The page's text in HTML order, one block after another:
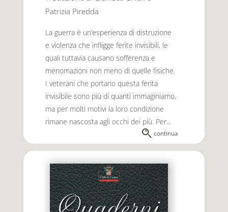
Patrizia Piredda
La guerra è un’esperienza di distruzione
e violenza che infligge ferite invisibili, le
quali tuttavia causano sofferenza e
menomazioni non meno di quelle fisiche.
I veterani che portano questa ferita
invisibile sono più di quanti immaginiamo,
ma per molti motivi la loro condizione
rimane nascosta agli occhi dei più. Per...
continua